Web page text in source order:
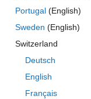
サインインして
Portugal(English)
Sweden (English)
Switzerland
Deutsch
English
Français